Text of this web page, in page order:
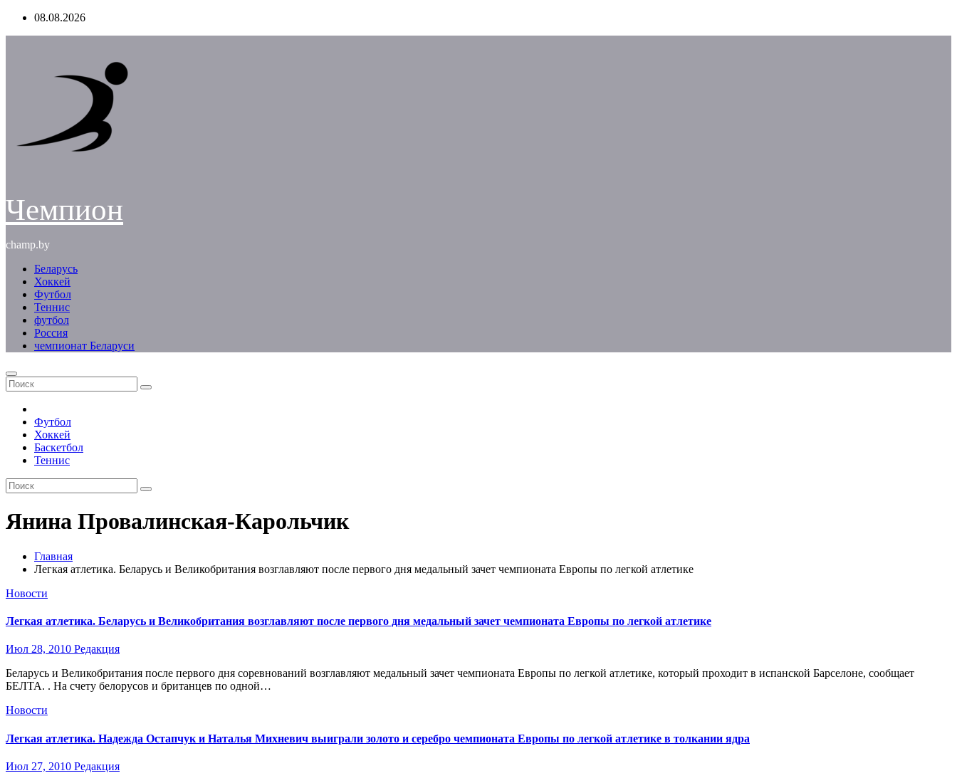
Перейти08.08.2026
Чемпион
champ.by
Беларусь
Хоккей
Футбол
Теннис
футбол
Россия
чемпионат Беларуси
Футбол
Хоккей
Баскетбол
Теннис
Янина Провалинская-Карольчик
Главная
Легкая атлетика. Беларусь и Великобритания возглавляют после первого дня медальный зачет чемпионата Европы по легкой атлетике
Новости
Легкая атлетика. Беларусь и Великобритания возглавляют после первого дня медальный зачет чемпионата Европы по легкой атлетике
Июл 28, 2010 Редакция
Беларусь и Великобритания после первого дня соревнований возглавляют медальный зачет чемпионата Европы по легкой атлетике, который проходит в испанской Барселоне, сообщает
БЕЛТА. . На счету белорусов и британцев по одной…
Новости
Легкая атлетика. Надежда Остапчук и Наталья Михневич выиграли золото и серебро чемпионата Европы по легкой атлетике в толкании ядра
Июл 27, 2010 Редакция